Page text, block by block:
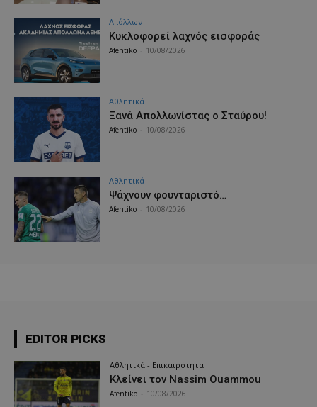
Απόλλων
Κυκλοφορεί λαχνός εισφοράς
Afentiko 10/08/2026
Αθλητικά
Ξανά Απολλωνίστας ο Σταύρου!
Afentiko 10/08/2026
Αθλητικά
Ψάχνουν φουνταριστό…
Afentiko 10/08/2026
EDITOR PICKS
Αθλητικά - Επικαιρότητα
Κλείνει τον Nassim Ouammou
Afentiko 10/08/2026